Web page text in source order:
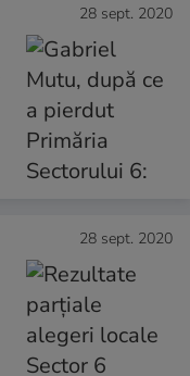
28 sept. 2020
28 sept. 2020